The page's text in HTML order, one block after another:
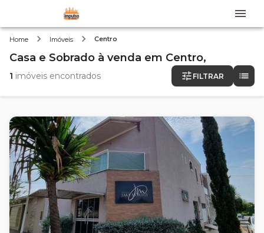
Home Imóveis Centro
Casa e Sobrado à venda em Centro,
1 imóveis encontrados FILTRAR